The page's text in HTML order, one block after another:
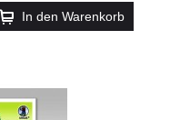
In den Warenkorb